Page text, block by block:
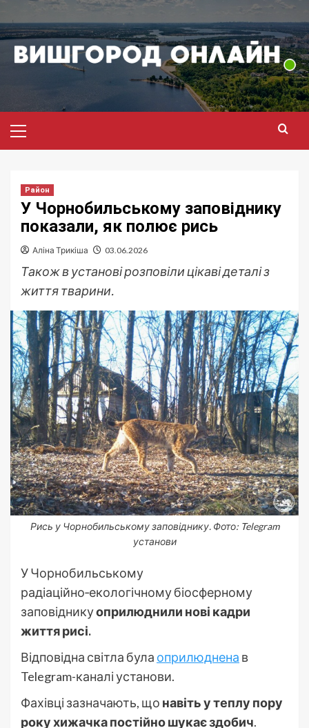
до
вмісту
меню
Район
У Чорнобильському заповіднику
показали, як полює рись
Аліна Трикіша 03.06.2026
Також в установі розповіли цікаві деталі з
життя тварини.
Рись у Чорнобильському заповіднику. Фото: Telegram
установи
У Чорнобильському
радіаційно‑екологічному біосферному
заповідникуоприлюднили нові кадри
життя рисі.
Відповідна світла була оприлюднена в
Telegram-каналі установи.
Фахівці зазначають, що навіть у теплу пору
року хижачка постійно шукає здобич.